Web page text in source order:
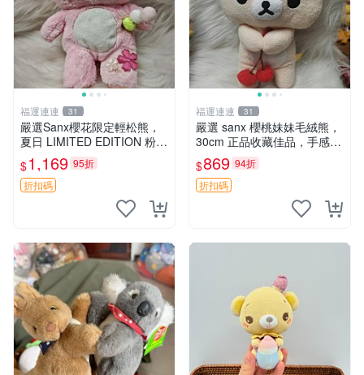
福運連連 31
嚴選Sanx櫻花限定輕松熊，
夏日 LIMITED EDITION 粉色
毛絨熊，背有拉鏈設計，肚內
填充豆袋，精致工藝呈現，狀
態如新，適合收藏與送人 櫻
$1,169 95折
折扣碼
福運連連 31
嚴選 sanx 櫻桃妹妹毛絨熊，
30cm 正品收藏佳品，手感極
軟，適合贈送與收藏 櫻桃妹
妹、sanx、毛絨熊
$869 94折
折扣碼